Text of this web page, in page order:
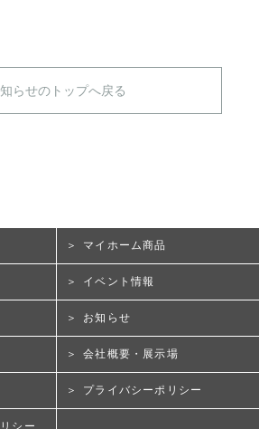
らせのトップへ戻る
マイホーム商品
イベント情報
お知らせ
会社概要・展示場
プライバシーポリシー